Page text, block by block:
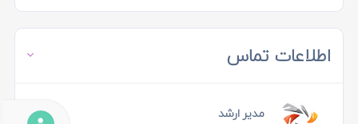
اطلاعات تماس
مدیر ارشد